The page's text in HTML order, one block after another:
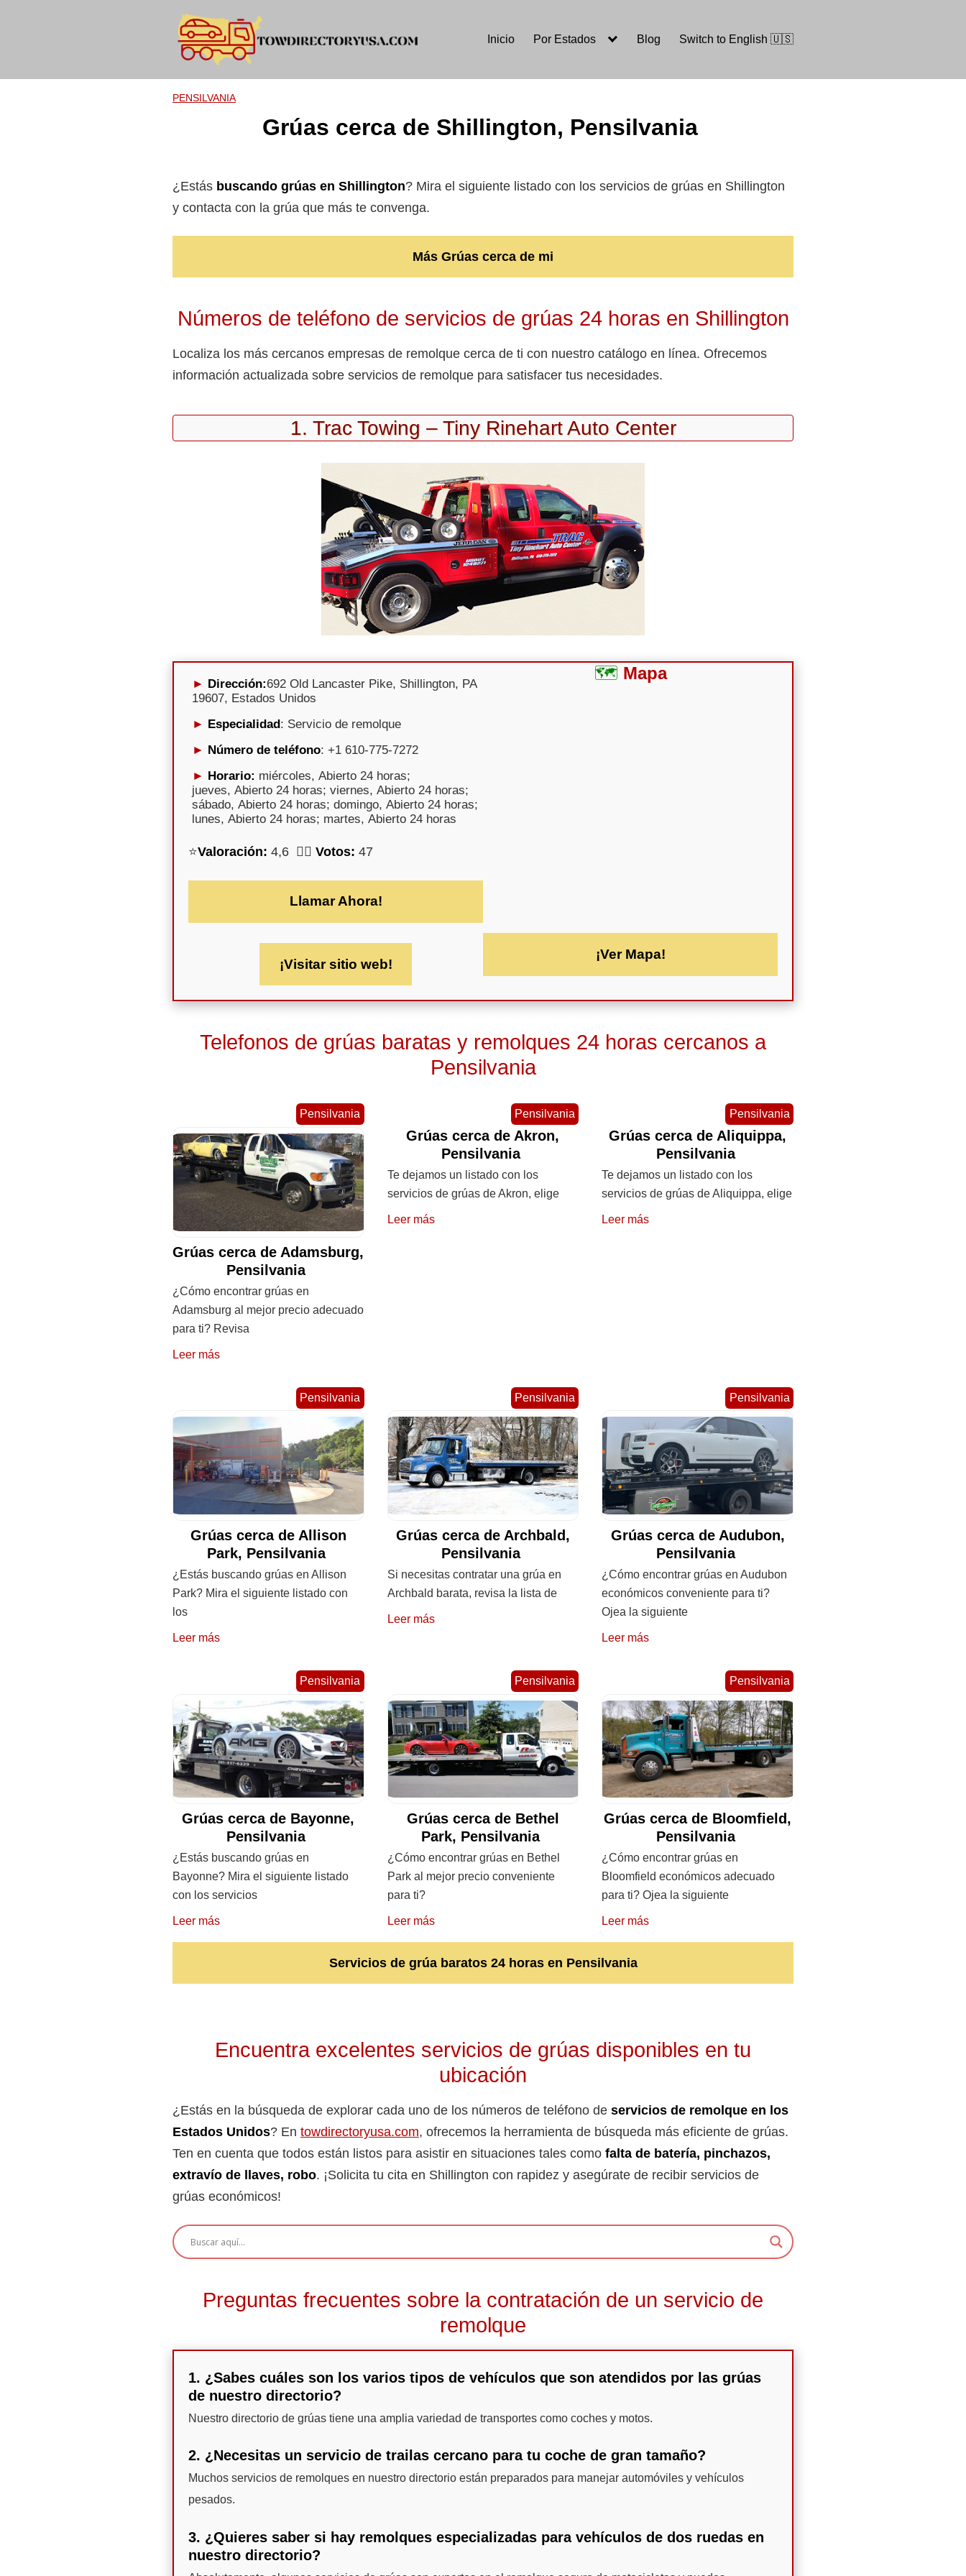
Inicio Por Estados Blog Switch to English 🇺🇸
PENSILVANIA
Grúas cerca de Shillington, Pensilvania
¿Estás buscando grúas en Shillington? Mira el siguiente listado con los servicios de grúas en Shillington
y contacta con la grúa que más te convenga.
Más Grúas cerca de mi
Números de teléfono de servicios de grúas 24 horas en Shillington
Localiza los más cercanos empresas de remolque cerca de ti con nuestro catálogo en línea. Ofrecemos
información actualizada sobre servicios de remolque para satisfacer tus necesidades.
1. Trac Towing – Tiny Rinehart Auto Center
Dirección:692 Old Lancaster Pike, Shillington, PA
19607, Estados Unidos
Especialidad: Servicio de remolque
Número de teléfono: +1 610-775-7272
Horario: miércoles, Abierto 24 horas;
jueves, Abierto 24 horas; viernes, Abierto 24 horas;
sábado, Abierto 24 horas; domingo, Abierto 24 horas;
lunes, Abierto 24 horas; martes, Abierto 24 horas
⭐Valoración: 4,6 🕵️‍♀️ Votos: 47
Llamar Ahora!
¡Visitar sitio web!
Mapa
¡Ver Mapa!
Telefonos de grúas baratas y remolques 24 horas cercanos a
Pensilvania
Pensilvania
Grúas cerca de Adamsburg,
Pensilvania
¿Cómo encontrar grúas en
Adamsburg al mejor precio adecuado
para ti? Revisa
Leer más
Pensilvania
Grúas cerca de Akron,
Pensilvania
Te dejamos un listado con los
servicios de grúas de Akron, elige
Leer más
Pensilvania
Grúas cerca de Aliquippa,
Pensilvania
Te dejamos un listado con los
servicios de grúas de Aliquippa, elige
Leer más
Pensilvania
Grúas cerca de Allison
Park, Pensilvania
¿Estás buscando grúas en Allison
Park? Mira el siguiente listado con
los
Leer más
Pensilvania
Grúas cerca de Archbald,
Pensilvania
Si necesitas contratar una grúa en
Archbald barata, revisa la lista de
Leer más
Pensilvania
Grúas cerca de Audubon,
Pensilvania
¿Cómo encontrar grúas en Audubon
económicos conveniente para ti?
Ojea la siguiente
Leer más
Pensilvania
Grúas cerca de Bayonne,
Pensilvania
¿Estás buscando grúas en
Bayonne? Mira el siguiente listado
con los servicios
Leer más
Pensilvania
Grúas cerca de Bethel
Park, Pensilvania
¿Cómo encontrar grúas en Bethel
Park al mejor precio conveniente
para ti?
Leer más
Pensilvania
Grúas cerca de Bloomfield,
Pensilvania
¿Cómo encontrar grúas en
Bloomfield económicos adecuado
para ti? Ojea la siguiente
Leer más
Servicios de grúa baratos 24 horas en Pensilvania
Encuentra excelentes servicios de grúas disponibles en tu
ubicación
¿Estás en la búsqueda de explorar cada uno de los números de teléfono de servicios de remolque en los
Estados Unidos? En towdirectoryusa.com, ofrecemos la herramienta de búsqueda más eficiente de grúas.
Ten en cuenta que todos están listos para asistir en situaciones tales como falta de batería, pinchazos,
extravío de llaves, robo. ¡Solicita tu cita en Shillington con rapidez y asegúrate de recibir servicios de
grúas económicos!
Preguntas frecuentes sobre la contratación de un servicio de
remolque
1. ¿Sabes cuáles son los varios tipos de vehículos que son atendidos por las grúas
de nuestro directorio?
Nuestro directorio de grúas tiene una amplia variedad de transportes como coches y motos.
2. ¿Necesitas un servicio de trailas cercano para tu coche de gran tamaño?
Muchos servicios de remolques en nuestro directorio están preparados para manejar automóviles y vehículos
pesados.
3. ¿Quieres saber si hay remolques especializadas para vehículos de dos ruedas en
nuestro directorio?